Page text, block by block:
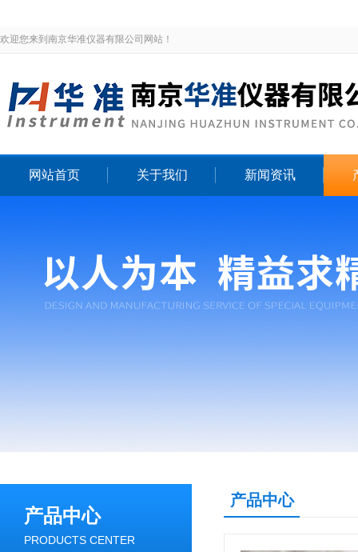
欢迎您来到南京华准仪器有限公司网站！
网站首页 关于我们 新闻资讯
产品中心
PRODUCTS CENTER
产品中心